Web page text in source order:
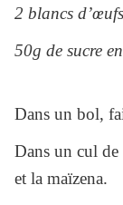
2 blancs d’œufs
50g de sucre
Dans un bol,
Dans un cul de
et la maïzena.